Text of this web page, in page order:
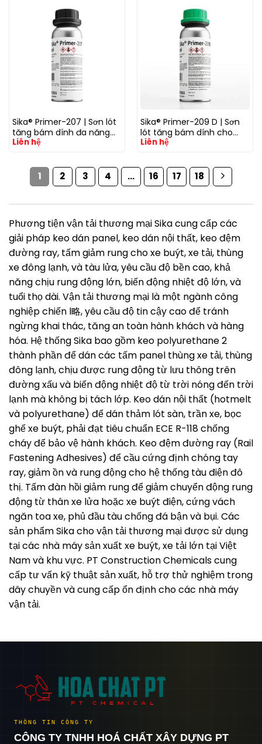
Sika® Primer-207 | Sơn lót
tăng bám dính đa năng
cho kính, kim loại, nhựa và
Liên hệ
Sika® Primer-209 D | Sơn
lót tăng bám dính cho
nhựa kỹ thuật và bề mặt
Liên hệ
1 2 3 4 … 16 17 18
Phương tiện vận tải thương mại Sika cung cấp các
giải pháp keo dán panel, keo dán nội thất, keo đệm
đường ray, tấm giảm rung cho xe buýt, xe tải, thùng
xe đông lạnh, và tàu lửa, yêu cầu độ bền cao, khả
năng chịu rung động lớn, biến động nhiệt độ lớn, và
tuổi thọ dài. Vận tải thương mại là một ngành công
nghiệp chiến l略, yêu cầu độ tin cậy cao để tránh
ngừng khai thác, tăng an toàn hành khách và hàng
hóa. Hệ thống Sika bao gồm keo polyurethane 2
thành phần để dán các tấm panel thùng xe tải, thùng
đông lạnh, chịu được rung động từ lưu thông trên
đường xấu và biến động nhiệt độ từ trời nóng đến trời
lạnh mà không bị tách lớp. Keo dán nội thất (hotmelt
và polyurethane) để dán thảm lót sàn, trần xe, bọc
ghế xe buýt, phải đạt tiêu chuẩn ECE R-118 chống
cháy để bảo vệ hành khách. Keo đệm đường ray (Rail
Fastening Adhesives) để cầu cứng định chóng tay
ray, giảm ồn và rung động cho hệ thống tàu điện đô
thị. Tấm đàn hồi giảm rung để giảm chuyển động rung
động từ thân xe lửa hoặc xe buýt điện, cứng vách
ngăn toa xe, phủ đầu tàu chống đá bận và bụi. Các
sản phẩm Sika cho vận tải thương mại được sử dụng
tại các nhà máy sản xuất xe buýt, xe tải lớn tại Việt
Nam và khu vực. PT Construction Chemicals cung
cấp tư vấn kỹ thuật sản xuất, hỗ trợ thử nghiệm trong
dây chuyền và cung cấp ổn định cho các nhà máy
vận tải.
THÔNG TIN CÔNG TY
CÔNG TY TNHH HOÁ CHẤT XÂY DỰNG PT